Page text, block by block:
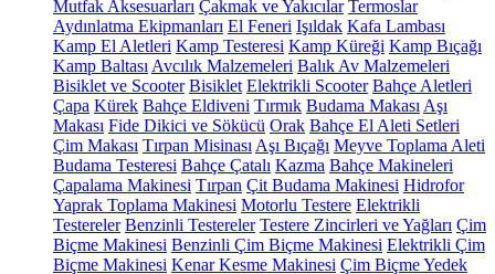
Mutfak Aksesuarları Çakmak ve Yakıcılar Termoslar
Aydınlatma Ekipmanları El Feneri Işıldak Kafa Lambası
Kamp El Aletleri Kamp Testeresi Kamp Küreği Kamp Bıçağı
Kamp Baltası Avcılık Malzemeleri Balık Av Malzemeleri
Bisiklet ve Scooter Bisiklet Elektrikli Scooter Bahçe Aletleri
Çapa Kürek Bahçe Eldiveni Tırmık Budama Makası Aşı
Makası Fide Dikici ve Sökücü Orak Bahçe El Aleti Setleri
Çim Makası Tırpan Misinası Aşı Bıçağı Meyve Toplama Aleti
Budama Testeresi Bahçe Çatalı Kazma Bahçe Makineleri
Çapalama Makinesi Tırpan Çit Budama Makinesi Hidrofor
Yaprak Toplama Makinesi Motorlu Testere Elektrikli
Testereler Benzinli Testereler Testere Zincirleri ve Yağları Çim
Biçme Makinesi Benzinli Çim Biçme Makinesi Elektrikli Çim
Biçme Makinesi Kenar Kesme Makinesi Çim Biçme Yedek